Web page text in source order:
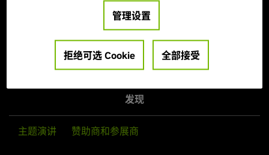
海报展示 演讲嘉宾
创业公司和投资机构 培训和认证
发现
主题演讲 赞助商和参展商
管理设置
拒绝可选 Cookie 全部接受